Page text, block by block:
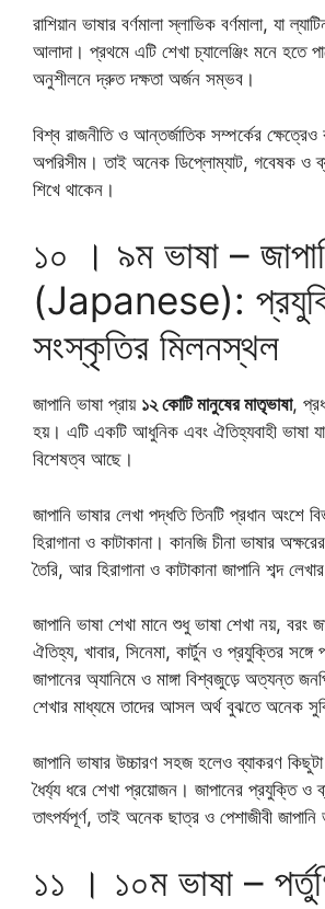
রাশিয়ান ভাষার বর্ণমালা স্লাভিক বর্ণমালা, যা
আলাদা। প্রথমে এটি শেখা চ্যালেঞ্জিং মনে হতে
অনুশীলনে দ্রুত দক্ষতা অর্জন সম্ভব।
বিশ্ব রাজনীতি ও আন্তর্জাতিক সম্পর্কের ক্ষেত্রেও
অপরিসীম। তাই অনেক ডিপ্লোম্যাট, গবেষক ও
শিখে থাকেন।
১০ । ৯ম ভাষা –
(Japanese):
সংস্কৃতির মিলনস্থল
জাপানি ভাষা প্রায় ১২ কোটি মানুষের মাতৃভাষা,
হয়। এটি একটি আধুনিক এবং ঐতিহ্যবাহী ভাষা
বিশেষত্ব আছে।
জাপানি ভাষার লেখা পদ্ধতি তিনটি প্রধান অংশে
হিরাগানা ও কাটাকানা। কানজি চীনা ভাষার
তৈরি, আর হিরাগানা ও কাটাকানা জাপানি শব্দ
জাপানি ভাষা শেখা মানে শুধু ভাষা শেখা নয়, বরং
ঐতিহ্য, খাবার, সিনেমা, কার্টুন ও প্রযুক্তির সঙ্গে
জাপানের অ্যানিমে ও মাঙ্গা বিশ্বজুড়ে অত্যন্ত
শেখার মাধ্যমে তাদের আসল অর্থ বুঝতে অনেক
জাপানি ভাষার উচ্চারণ সহজ হলেও ব্যাকরণ
ধৈর্য্য ধরে শেখা প্রয়োজন। জাপানের প্রযুক্তি ও
তাৎপর্যপূর্ণ, তাই অনেক ছাত্র ও পেশাজীবী
১১ । ১০ম ভাষা –